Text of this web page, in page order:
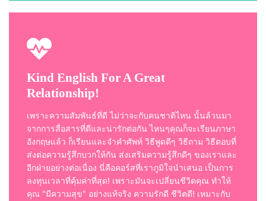
Kind English For A Great
Relationship!
เพราะความสัมพันธ์ที่ดี ไม่ว่าจะกับคนชาติไหน นั้นล้วนมา
จากการสื่อสารที่ดีและน่ารักต่อกัน ไหนๆคุณก็จะเรียนภาษา
อังกฤษแล้ว ก็เรียนและจำคำศัพท์ วิธีพูดดีๆ วิธีถาม วิธีตอบที่
ส่งต่อความรู้สึกบวกให้กัน ส่งเสริมความรู้สึกดีๆ ของเราและ
อีกฝ่ายอย่างต่อเนื่อง นี่คือคอร์สที่เราภูมิใจนำเสนอ เป็นการ
ลงทุนเวลาที่คุ้มค่าที่สุด! เพราะมันจะเปลี่ยนชีวิตคุณ ทำให้
คุณ "มีความสุข" อย่างแท้จริง ความรักดี ชีวิตดี! เหมาะกับ